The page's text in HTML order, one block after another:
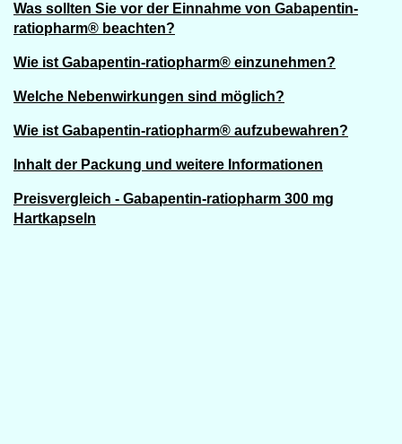
Was sollten Sie vor der Einnahme von Gabapentin-
ratiopharm® beachten?
Wie ist Gabapentin-ratiopharm® einzunehmen?
Welche Nebenwirkungen sind möglich?
Wie ist Gabapentin-ratiopharm® aufzubewahren?
Inhalt der Packung und weitere Informationen
Preisvergleich - Gabapentin-ratiopharm 300 mg
Hartkapseln